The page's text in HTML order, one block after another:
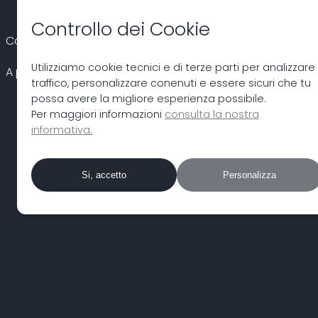
Controlla subito la tua casella di posta!
A prestissimo.
Controllo dei Cookie
Utilizziamo cookie tecnici e di terze parti per analizzare
traffico, personalizzare conenuti e essere sicuri che tu
possa avere la migliore esperienza possibile.
Per maggiori informazioni consulta la nostra
informativa.
Si, accetto Personalizza